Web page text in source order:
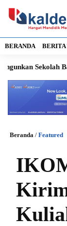
BERANDA
Sekolah Baru
Beranda / Featured